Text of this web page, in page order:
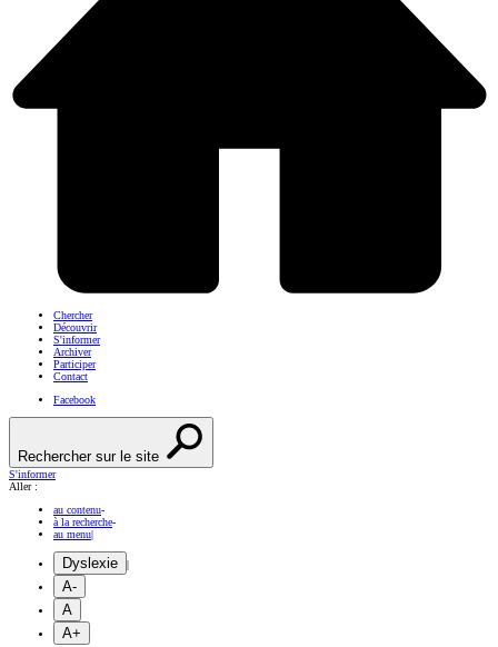
Chercher
Découvrir
S'informer
Archiver
Participer
Contact
Facebook
Rechercher sur le site
S'informer
Aller :
au contenu-
à la recherche-
au menu|
Dyslexie |
A-
A
A+